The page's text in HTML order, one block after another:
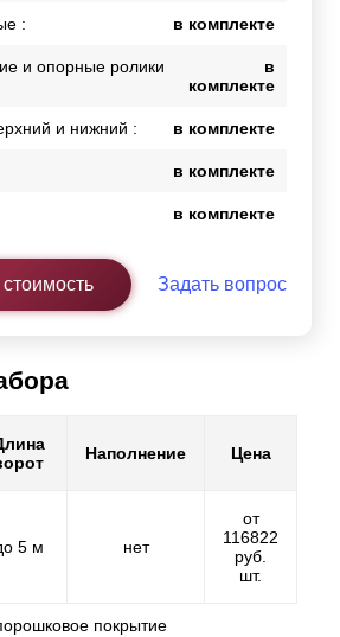
: в комплекте
и опорные ролики
в
комплекте
и нижний : в комплекте
в комплекте
в комплекте
стоимость Задать вопрос
Наполнение Цена
5 м нет
от
116822
руб.
шт.
покрытие